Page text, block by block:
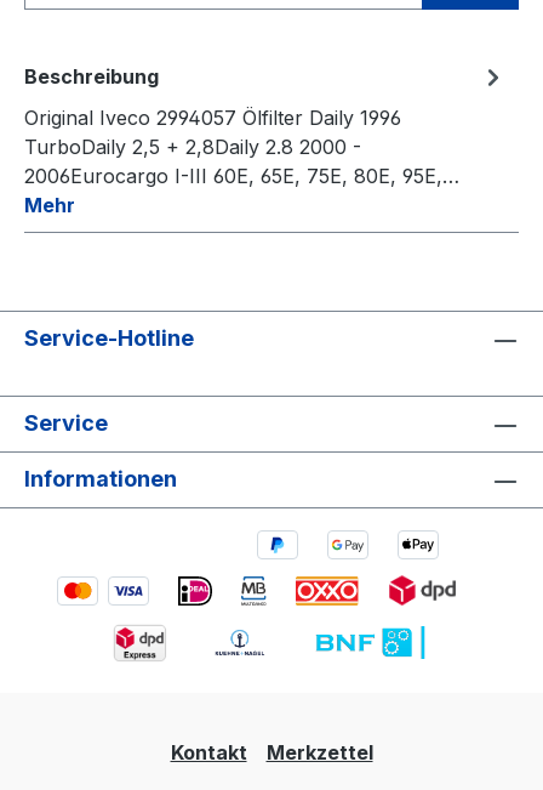
Beschreibung
Original Iveco 2994057 Ölfilter Daily 1996
TurboDaily 2,5 + 2,8Daily 2.8 2000 -
2006Eurocargo I-III 60E, 65E, 75E, 80E, 95E,…
Mehr
Service-Hotline
Service
Informationen
Kontakt Merkzettel